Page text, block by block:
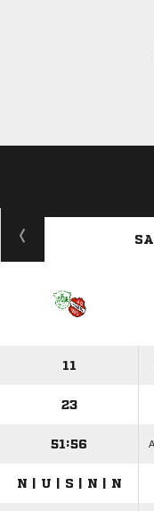
11
23
51:56
N | U | S | N | N